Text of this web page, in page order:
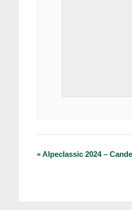
Navegación
«Alpeclassic 2024 –